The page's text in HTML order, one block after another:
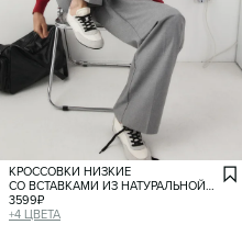
КРОССОВКИ НИЗКИЕ
СО ВСТАВКАМИ ИЗ НАТУРАЛЬНОЙ
ЗАМШИ
3599₽
+4 ЦВЕТА